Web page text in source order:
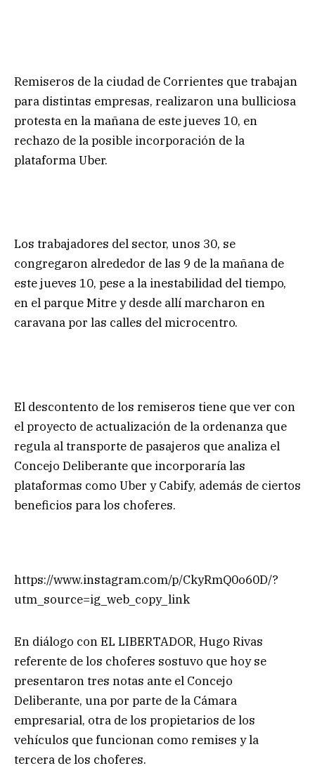
Remiseros de la ciudad de Corrientes que trabajan
para distintas empresas, realizaron una bulliciosa
protesta en la mañana de este jueves 10, en
rechazo de la posible incorporación de la
plataforma Uber.
Los trabajadores del sector, unos 30, se
congregaron alrededor de las 9 de la mañana de
este jueves 10, pese a la inestabilidad del tiempo,
en el parque Mitre y desde allí marcharon en
caravana por las calles del microcentro.
El descontento de los remiseros tiene que ver con
el proyecto de actualización de la ordenanza que
regula al transporte de pasajeros que analiza el
Concejo Deliberante que incorporaría las
plataformas como Uber y Cabify, además de ciertos
beneficios para los choferes.
https://www.instagram.com/p/CkyRmQ0o60D/?
utm_source=ig_web_copy_link
En diálogo con EL LIBERTADOR, Hugo Rivas
referente de los choferes sostuvo que hoy se
presentaron tres notas ante el Concejo
Deliberante, una por parte de la Cámara
empresarial, otra de los propietarios de los
vehículos que funcionan como remises y la
tercera de los choferes.